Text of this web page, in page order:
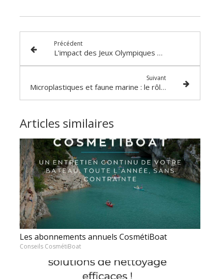
Précédent
L'impact des Jeux Olympiques sur le nautisme
Suivant
Microplastiques et faune marine : le rôle des plaisanciers
Articles similaires
Les abonnements annuels CosmétiBoat
Conseils CosmétiBoat